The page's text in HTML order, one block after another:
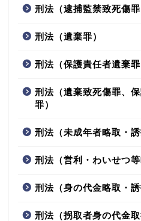
刑法（逮捕監禁致死傷罪
刑法（遺棄罪）
刑法（保護責任者遺棄罪
刑法（遺棄致死傷罪、
罪）
刑法（未成年者略取・誘
刑法（営利・わいせつ等
刑法（身の代金略取・誘
刑法（拐取者身の代金取